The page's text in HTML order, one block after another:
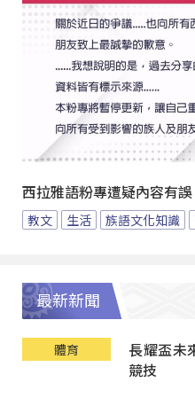
西拉雅語粉專遭疑內容有
教文 生活 族語文化知識
最新新聞
體育
長耀盃未
競技